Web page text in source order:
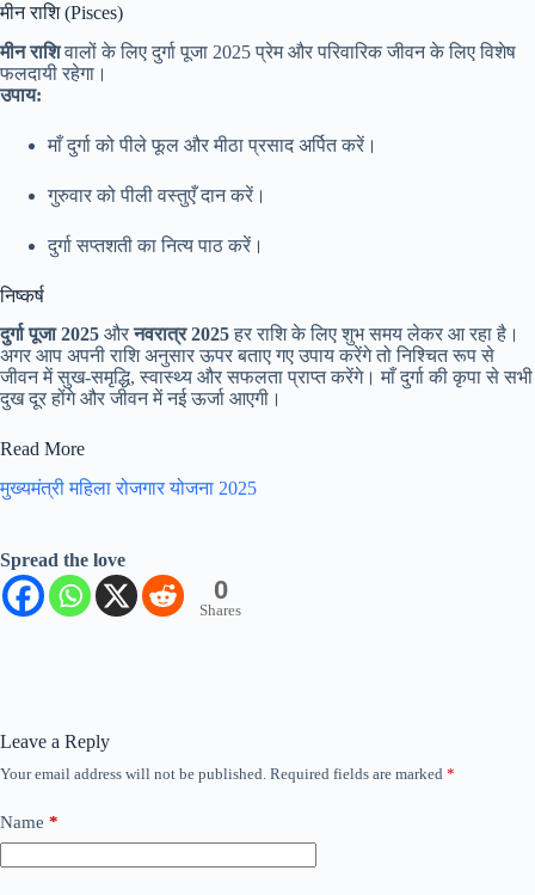
मीन राशि (Pisces)
मीन राशिवालों के लिए दुर्गा पूजा 2025 प्रेम और परिवारिक जीवन के लिए विशेष
फलदायी रहेगा।
उपाय:
माँ दुर्गा को पीले फूल और मीठा प्रसाद अर्पित करें।
गुरुवार को पीली वस्तुएँ दान करें।
दुर्गा सप्तशती का नित्य पाठ करें।
निष्कर्ष
दुर्गा पूजा 2025 औरनवरात्र 2025हर राशि के लिए शुभ समय लेकर आ रहा है।
अगर आप अपनी राशि अनुसार ऊपर बताए गए उपाय करेंगे तो निश्चित रूप से
जीवन में सुख-समृद्धि, स्वास्थ्य और सफलता प्राप्त करेंगे। माँ दुर्गा की कृपा से सभी
दुख दूर होंगे और जीवन में नई ऊर्जा आएगी।
Read More
मुख्यमंत्री महिला रोजगार योजना 2025
Spread the love
0
Shares
Leave a Reply
Your email address will not be published. Required fields are marked *
Name *